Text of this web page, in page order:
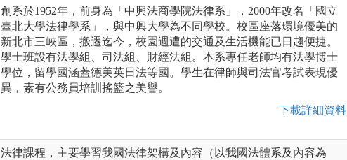
創系於1952年，前身為「中興法商學院法律系」，2000年改名「國立
臺北大學法律學系」，與中興大學為不同學校。校區座落環境優美的
新北市三峽區，搬遷迄今，校園週遭的交通及生活機能已日趨便捷。
學士班設有法學組、司法組、財經法組。本系專任老師均有法學博士
學位，留學國涵蓋德美英日法等國。學生在律師與司法官考試表現優
異，素有公務員培訓搖籃之美譽。
下載詳細資料
法律課程，主要學習我國法律架構及內容（以我國法體系及內容為